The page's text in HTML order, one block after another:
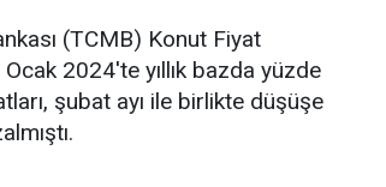
(TCMB) Konut Fiyat
2024'te yıllık bazda yüzde
şubat ayı ile birlikte düşüşe